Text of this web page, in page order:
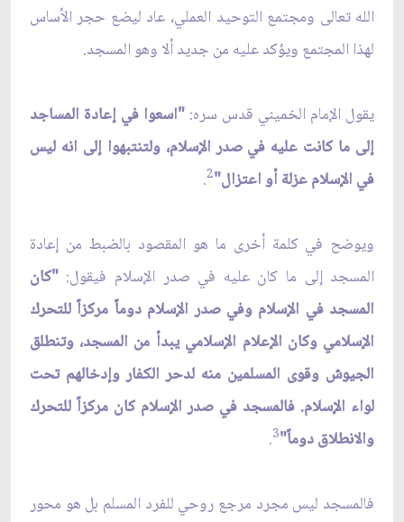
الله تعالى ومجتمع التوحيد العملي، عاد ليضع حجر الأساس
لهذا المجتمع ويؤكد عليه من جديد ألا وهو المسجد.
يقول الإمام الخميني قدس سره:"اسعوا في إعادة المساجد
إلى ما كانت عليه في صدر الإسلام، ولتنتبهوا إلى انه ليس
في الإسلام عزلة أو اعتزال"2
.
ويوضح في كلمة أخرى ما هو المقصود بالضبط من إعادة
المسجد إلى ما كان عليه في صدر الإسلام فيقول:"كان
المسجد في الإسلام وفي صدر الإسلام دوماً مركزاً للتحرك
الإسلامي وكان الإعلام الإسلامي يبدأ من المسجد، وتنطلق
الجيوش وقوى المسلمين منه لدحر الكفار وإدخالهم تحت
لواء الإسلام. فالمسجد في صدر الإسلام كان مركزاً للتحرك
والانطلاق دوماً"3
.
فالمسجد ليس مجرد مرجع روحي للفرد المسلم بل هو محور